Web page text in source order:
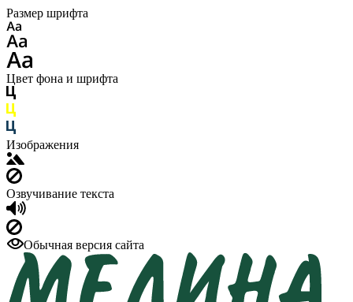
Размер шрифта
Цвет фона и шрифта
Изображения
Озвучивание текста
Обычная версия сайта